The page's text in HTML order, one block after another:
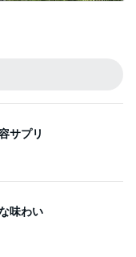
サプリ
味わい